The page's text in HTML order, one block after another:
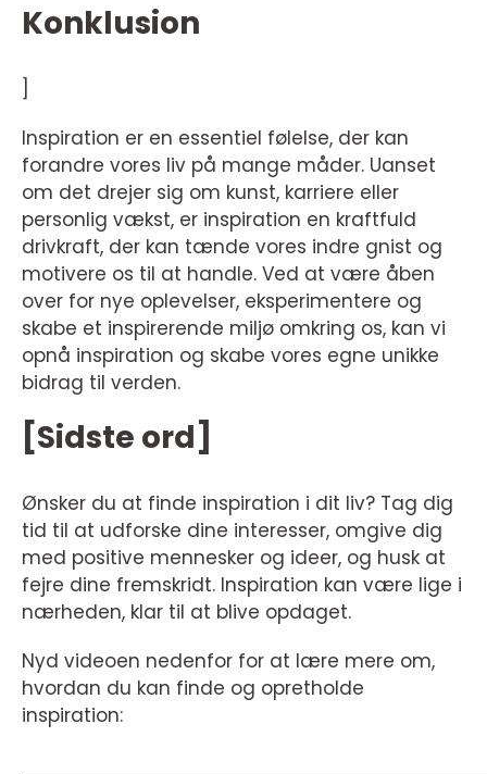
Konklusion
Inspiration er en essentiel følelse, der kan
forandre vores liv på mange måder. Uanset
om det drejer sig om kunst, karriere eller
personlig vækst, er inspiration en kraftfuld
drivkraft, der kan tænde vores indre gnist og
motivere os til at handle. Ved at være åben
over for nye oplevelser, eksperimentere og
skabe et inspirerende miljø omkring os, kan vi
opnå inspiration og skabe vores egne unikke
bidrag til verden.
[Sidste ord]
Ønsker du at finde inspiration i dit liv? Tag dig
tid til at udforske dine interesser, omgive dig
med positive mennesker og ideer, og husk at
fejre dine fremskridt. Inspiration kan være lige i
nærheden, klar til at blive opdaget.
Nyd videoen nedenfor for at lære mere om,
hvordan du kan finde og opretholde
inspiration: